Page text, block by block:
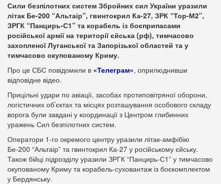
Сили безпілотних систем Збройних сил України уразили
літак Бе-200 “Альтаір”, гвинтокрил Ка-27, ЗРК “Тор-М2”,
ЗРГК “Панцирь-С1” та корабель із боєприпасами
російської армії на території єйська (рф), тимчасово
захопленої Луганської та Запорізької областей та у
тимчасово окупованому Криму.
Про це СБС повідомили в «Телеграм», оприлюднивши
відповідне відео.
Прицільні удари по авіації, засобах протиповітряної оборони,
логістичних об’єктах та місцях розташування особового складу
ворога були завдані у координації з Центром глибинних
уражень Сил безпілотних систем.
Оператори 1-го окремого центру уразили літак-амфібію
Бе-200 “Альтаір” та гвинтокрил Ка-27 у російському єйську.
Також бійці підрозділу уразили ЗРГК “Панцирь-С1” у тимчасово
окупованому Криму та корабель-суховантаж із боєкомплектом
у Бердянську.